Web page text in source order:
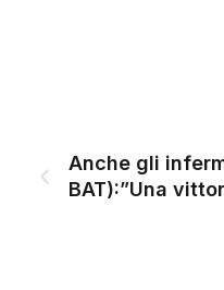
Anche gli
BAT):”Una